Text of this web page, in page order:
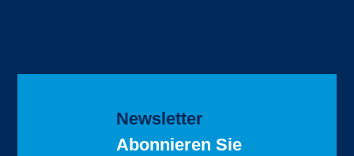
Newsletter
Abonnieren Sie